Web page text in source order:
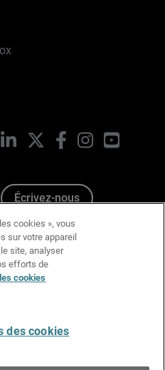
LinkedIn FacebookInstagram
Écrivez-nous
cookies », vous
sur votre appareil
site, analyser
efforts de
cookies
des cookies